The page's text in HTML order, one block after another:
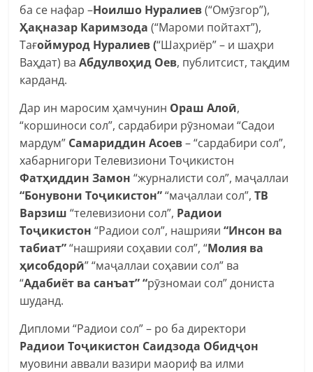
ба се нафар –Ноилшо Нуралиев(“Омӯзгор”),
Ҳақназар Каримзода (“Мароми пойтахт”),
Тағоймурод Нуралиев (“Шаҳриёр” – и шаҳри
Ваҳдат) ваАбдулвоҳид Оев, публитсист, тақдим
карданд.
Дар ин маросим ҳамчунин Ораш Алоӣ,
“коршиноси сол”, сардабири рӯзномаи “Садои
мардум” Самариддин Асоев– “сардабири сол”,
хабарнигори Телевизиони Тоҷикистон
Фатҳиддин Замон “журналисти сол”, маҷаллаи
“Бонувони Тоҷикистон”“маҷаллаи сол”,ТВ
Варзиш“телевизиони сол”, Радиои
Тоҷикистон “Радиои сол”, нашрияи“Инсон ва
табиат”“нашрияи соҳавии сол”, “Молия ва
ҳисобдорӣ” “маҷаллаи соҳавии сол” ва
“Адабиёт ва санъат” “рӯзномаи сол” дониста
шуданд.
Дипломи “Радиои сол” – ро ба директори
Радиои Тоҷикистон Саидзода Обидҷон
муовини аввали вазири маориф ва илми